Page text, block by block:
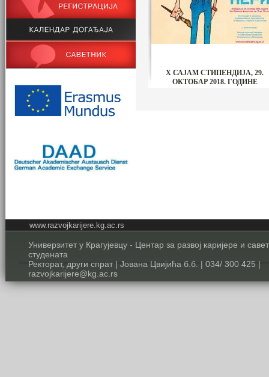
X САЈАМ СТИПЕНДИЈА, 29.
ОКТОБАР 2018. ГОДИНЕ
www.razvojkarijere.kg.ac.rs
Универзитет у Крагујевцу - Центар за развој каријере и
студената
Ректорат, други спрат | Јована Цвијића б.б. | 034/ 300 425 |
razvojkarijere@kg.ac.rs